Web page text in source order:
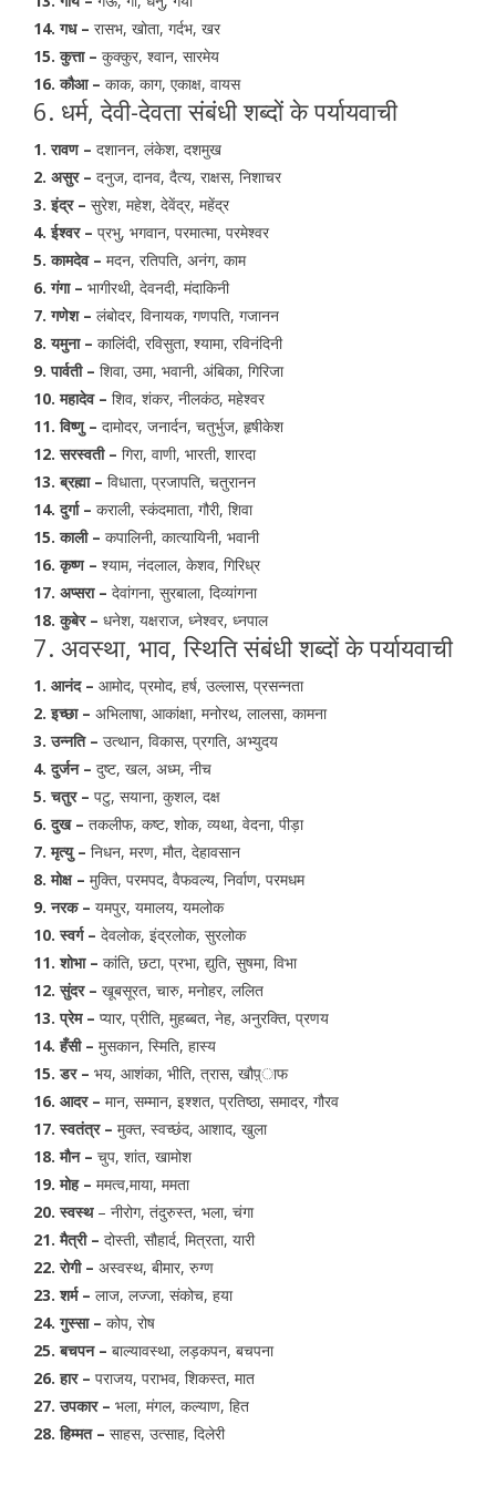
14. गध – रासभ, खोता, गर्दभ, खर
15. कुत्ता – कुक्कुर, श्वान, सारमेय
16. कौआ – काक, काग, एकाक्ष, वायस
6. धर्म, देवी-देवता संबंधी शब्दों के पर्यायवाची
1. रावण – दशानन, लंकेश, दशमुख
2. असुर – दनुज, दानव, दैत्य, राक्षस, निशाचर
3. इंद्र – सुरेश, महेश, देवेंद्र, महेंद्र
4. ईश्वर – प्रभु, भगवान, परमात्मा, परमेश्वर
5. कामदेव – मदन, रतिपति, अनंग, काम
6. गंगा – भागीरथी, देवनदी, मंदाकिनी
7. गणेश – लंबोदर, विनायक, गणपति, गजानन
8. यमुना – कालिंदी, रविसुता, श्यामा, रविनंदिनी
9. पार्वती – शिवा, उमा, भवानी, अंबिका, गिरिजा
10. महादेव – शिव, शंकर, नीलकंठ, महेश्वर
11. विष्णु – दामोदर, जनार्दन, चतुर्भुज, हृषीकेश
12. सरस्वती – गिरा, वाणी, भारती, शारदा
13. ब्रह्मा – विधाता, प्रजापति, चतुरानन
14. दुर्गा – कराली, स्कंदमाता, गौरी, शिवा
15. काली – कपालिनी, कात्यायिनी, भवानी
16. कृष्ण – श्याम, नंदलाल, केशव, गिरिध्र
17. अप्सरा – देवांगना, सुरबाला, दिव्यांगना
18. कुबेर – धनेश, यक्षराज, ध्नेश्वर, ध्नपाल
7. अवस्था, भाव, स्थिति संबंधी शब्दों के पर्यायवाची
1. आनंद – आमोद, प्रमोद, हर्ष, उल्लास, प्रसन्नता
2. इच्छा – अभिलाषा, आकांक्षा, मनोरथ, लालसा, कामना
3. उन्नति – उत्थान, विकास, प्रगति, अभ्युदय
4. दुर्जन – दुष्ट, खल, अध्म, नीच
5. चतुर – पटु, सयाना, कुशल, दक्ष
6. दुख – तकलीफ, कष्ट, शोक, व्यथा, वेदना, पीड़ा
7. मृत्यु – निधन, मरण, मौत, देहावसान
8. मोक्ष – मुक्ति, परमपद, वैफवल्य, निर्वाण, परमधम
9. नरक – यमपुर, यमालय, यमलोक
10. स्वर्ग – देवलोक, इंद्रलोक, सुरलोक
11. शोभा – कांति, छटा, प्रभा, द्युति, सुषमा, विभा
12. सुंदर – खूबसूरत, चारु, मनोहर, ललित
13. प्रेम – प्यार, प्रीति, मुहब्बत, नेह, अनुरक्ति, प्रणय
14. हँसी – मुसकान, स्मिति, हास्य
15. डर – भय, आशंका, भीति, त्रास, खौप़्ाफ
16. आदर – मान, सम्मान, इश्शत, प्रतिष्ठा, समादर, गौरव
17. स्वतंत्र – मुक्त, स्वच्छंद, आशाद, खुला
18. मौन – चुप, शांत, खामोश
19. मोह – ममत्व,माया, ममता
20. स्वस्थ – नीरोग, तंदुरुस्त, भला, चंगा
21. मैत्री – दोस्ती, सौहार्द, मित्रता, यारी
22. रोगी – अस्वस्थ, बीमार, रुग्ण
23. शर्म – लाज, लज्जा, संकोच, हया
24. गुस्सा – कोप, रोष
25. बचपन – बाल्यावस्था, लड़कपन, बचपना
26. हार – पराजय, पराभव, शिकस्त, मात
27. उपकार – भला, मंगल, कल्याण, हित
28. हिम्मत – साहस, उत्साह, दिलेरी